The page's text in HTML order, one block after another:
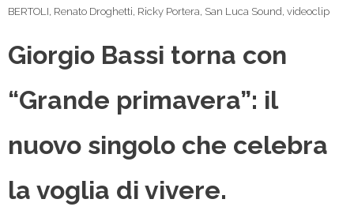
BERTOLI, Renato Droghetti, Ricky Portera, San Luca Sound, videoclip
Giorgio Bassi torna con
“Grande primavera”: il
nuovo singolo che celebra
la voglia di vivere.